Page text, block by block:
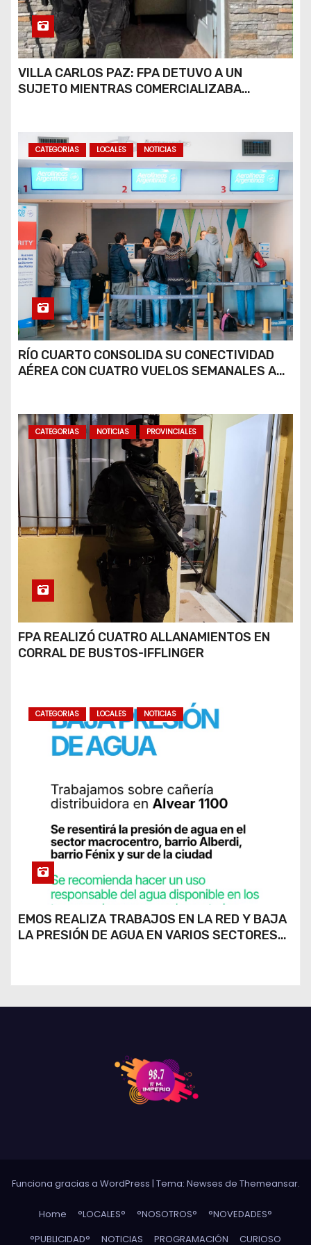
VILLA CARLOS PAZ: FPA DETUVO A UN
SUJETO MIENTRAS COMERCIALIZABA
CATEGORIAS LOCALES NOTICIAS
RÍO CUARTO CONSOLIDA SU CONECTIVIDAD
AÉREA CON CUATRO VUELOS SEMANALES A
CATEGORIAS NOTICIAS PROVINCIALES
FPA REALIZÓ CUATRO ALLANAMIENTOS EN
CORRAL DE BUSTOS-IFFLINGER
CATEGORIAS LOCALES NOTICIAS
EMOS REALIZA TRABAJOS EN LA RED Y BAJA
LA PRESIÓN DE AGUA EN VARIOS SECTORES
Funciona gracias a WordPress | Tema: Newses de Themeansar.
Home °LOCALES° °NOSOTROS°
°NOVEDADES°
°PUBLICIDAD°
NOTICIAS PROGRAMACIÓN CURIOSO